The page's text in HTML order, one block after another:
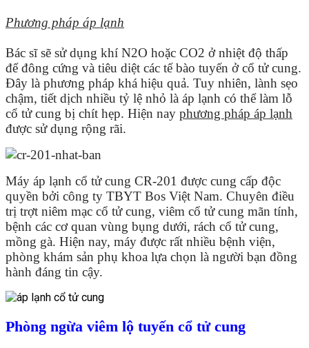
Phương pháp áp lạnh
Bác sĩ sẽ sử dụng khí N2O hoặc CO2 ở nhiệt độ thấp
để đông cứng và tiêu diệt các tế bào tuyến ở cổ tử cung.
Đây là phương pháp khá hiệu quả. Tuy nhiên, lành sẹo
chậm, tiết dịch nhiều tỷ lệ nhỏ là áp lạnh có thể làm lỗ
cổ tử cung bị chít hẹp. Hiện nay phương pháp áp lạnh
được sử dụng rộng rãi.
Máy áp lạnh cổ tử cung CR-201 được cung cấp độc
quyền bởi công ty TBYT Bos Việt Nam. Chuyên điều
trị trợt niêm mạc cổ tử cung, viêm cổ tử cung mãn tính,
bệnh các cơ quan vùng bụng dưới, rách cổ tử cung,
mồng gà. Hiện nay, máy được rất nhiều bệnh viện,
phòng khám sản phụ khoa lựa chọn là người bạn đồng
hành đáng tin cậy.
Phòng ngừa viêm lộ tuyến cổ tử cung